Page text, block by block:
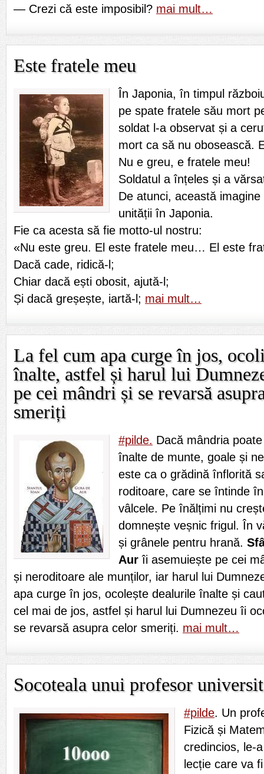
— Crezi că este imposibil? mai mult…
Este fratele meu
În Japonia, în timpul
pe spate fratele său mort
soldat l-a observat și a
mort ca să nu obosească.
Nu e greu, e fratele meu!
Soldatul a înțeles și a
De atunci, această
unității în Japonia.
Fie ca acesta să fie motto-ul nostru:
«Nu este greu. El este fratele meu… El este
Dacă cade, ridică-l;
Chiar dacă ești obosit, ajută-l;
Și dacă greșește, iartă-l; mai mult…
La fel cum apa curge în jos,
înalte, astfel și harul lui
pe cei mândri și se revarsă
smeriți
#pilde. Dacă mândria
înalte de munte, goale și
este ca o grădină înflorită
roditoare, care se întinde
vâlcele. Pe înălțimi nu
domnește veșnic frigul. În
și grânele pentru hrană.
Aur îi asemuiește pe cei
și neroditoare ale munților, iar harul lui
apa curge în jos, ocolește dealurile înalte și
cel mai de jos, astfel și harul lui Dumnezeu îi
se revarsă asupra celor smeriți. mai mult…
Socoteala unui profesor
#pilde. Un
Fizică și
credincios, le-
lecție care va